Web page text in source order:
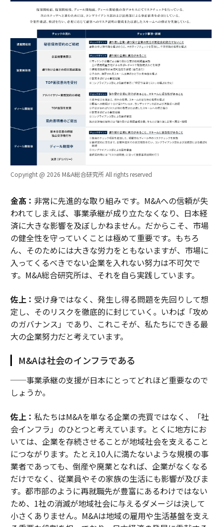
Copyright @ 2026 M&A総合研究所 All rights reserved
金髙： 非常に先進的な取り組みです。M&Aへの信頼が失
われてしまえば、事業承継が成り立たなくなり、日本経
済に大きな影響を及ぼしかねません。だからこそ、市場
の健全性を守っていくことは極めて重要です。もちろ
ん、そのためには大きな労力をともないますが、市場に
入ってくるべきでない企業を入れない努力は不可欠で
す。M&A総合研究所は、それを自ら実践しています。
佐上： 受け身ではなく、発生し得る問題を先回りして想
定し、そのリスクを徹底的に封じていく。いわば「攻め
のガバナンス」であり、これこそが、私たちにできる最
大の企業努力だと考えています。
M&Aは社会のインフラである
──事業承継の支援が日本にとってどれほど重要なので
しょうか。
佐上： 私たちはM&Aを単なる企業の売買ではなく、「社
会インフラ」のひとつと考えています。とくに地方にお
いては、企業を存続させることが地域社会を支えること
につながります。たとえ10人に満たないような規模の事
業者であっても、倒産や廃業となれば、企業がなくなる
だけでなく、従業員やその家族の生活にも影響が及びま
す。都市部のように再就職先が豊富にあるわけではない
ため、1社の消滅が地域社会に与えるダメージは決して
小さくありません。M&Aは地域の雇用や生活基盤を支え